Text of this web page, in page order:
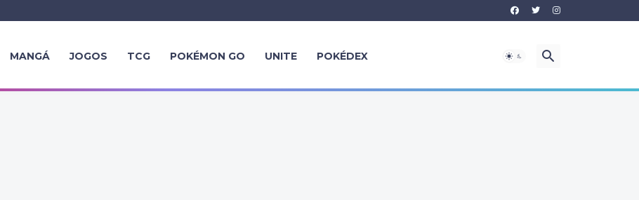
MANGÁ JOGOS TCG POKÉMON GO UNITE POKÉDEX